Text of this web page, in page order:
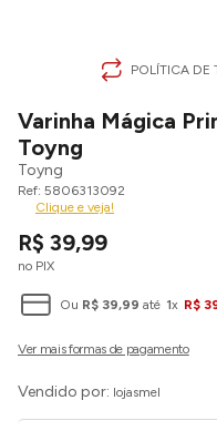
POLÍTICA DE
Varinha Mágica
Toyng
Toyng
5806313092
Clique e veja!
R$ 39,99
no PIX
Ou R$ 39,99 até 1x R$
Vendido por: lojasmel